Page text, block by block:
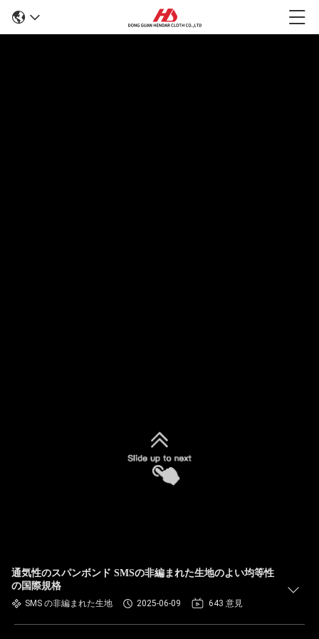
通気性のスパンボンド SMSの非編まれた生地のよい均等性
の国際規格
SMS の非編まれた生地 2025-06-09 643 意見